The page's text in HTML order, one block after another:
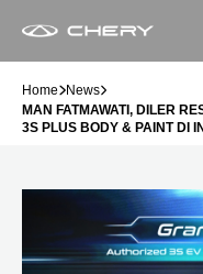
Home News
MAN FATMAWATI, DILER
3S PLUS BODY & PAINT DI